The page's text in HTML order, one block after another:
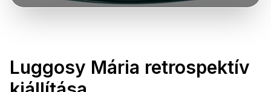
Luggosy Mária retrospektív